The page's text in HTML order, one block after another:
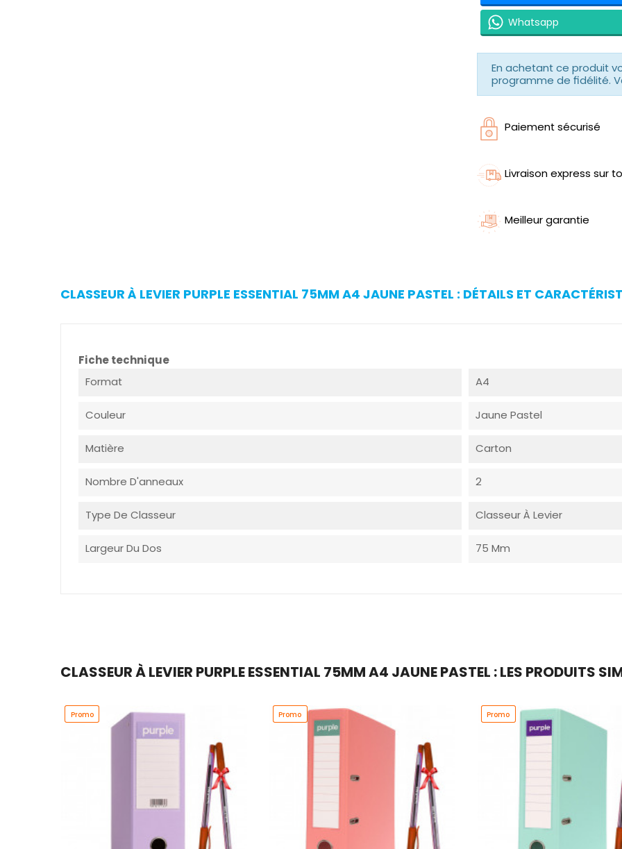
Whatsapp
En achetant ce produit
programme de fidélité.
Paiement sécurisé
Livraison express sur
Meilleur garantie
CLASSEUR À LEVIER PURPLE ESSENTIAL 75MM A4 JAUNE PASTEL : DÉTAILS ET
Fiche technique
Format
A4
Couleur Jaune Pastel
Matière Carton
Nombre D'anneaux 2
Type De Classeur Classeur À Levier
Largeur Du Dos 75 Mm
CLASSEUR À LEVIER PURPLE ESSENTIAL 75MM A4 JAUNE PASTEL : LES PRODUITS
Promo
Promo Promo
Promo Promo
Promo